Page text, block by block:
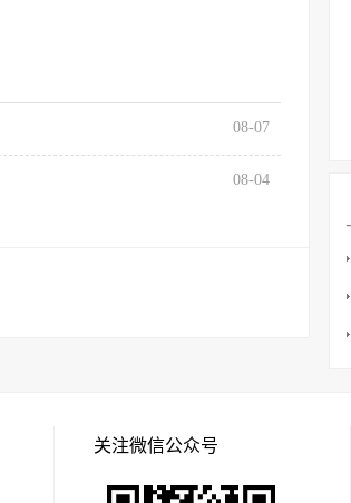
08-07
08-04
关注微信公众号